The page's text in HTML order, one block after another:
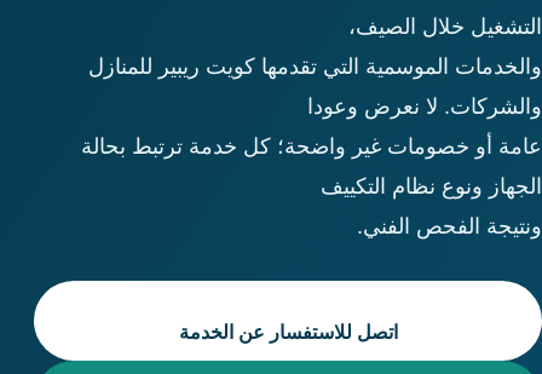
التشغيل خلال الصيف،
والخدمات الموسمية التي تقدمها كويت ريبير للمنازل
والشركات. لا نعرض وعودا
عامة أو خصومات غير واضحة؛ كل خدمة ترتبط بحالة
الجهاز ونوع نظام التكييف
ونتيجة الفحص الفني.
اتصل للاستفسار عن الخدمة